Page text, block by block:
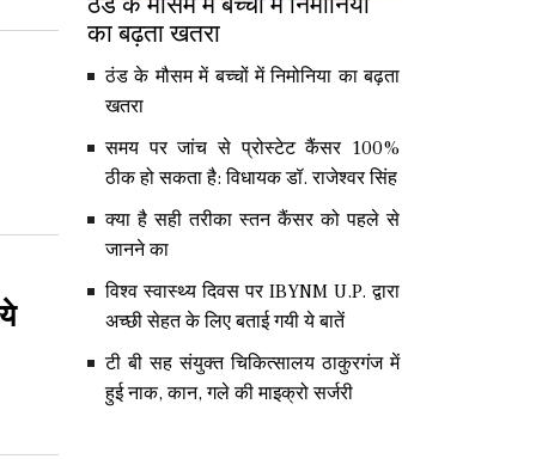
का बढ़ता खतरा
ठंड के मौसम में बच्चों में निमोनिया का बढ़ता
खतरा
समय पर जांच से प्रोस्टेट कैंसर 100%
ठीक हो सकता है: विधायक डॉ. राजेश्वर सिंह
क्या है सही तरीका स्तन कैंसर को पहले से
जानने का
विश्व स्वास्थ्य दिवस पर IBYNM U.P. द्वारा
अच्छी सेहत के लिए बताई गयी ये बातें
टी बी सह संयुक्त चिकित्सालय ठाकुरगंज में
हुई नाक, कान, गले की माइक्रो सर्जरी